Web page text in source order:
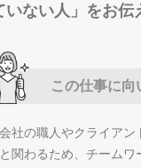
いない人」をお伝
この仕事に向
社の職人やクライア
関わるため、チームワ